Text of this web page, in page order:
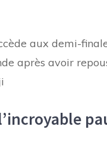
aux demi-
après avoir